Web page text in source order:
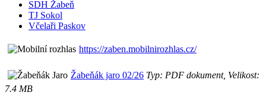
SDH Žabeň
TJ Sokol
Včelaři Paskov
https://zaben.mobilnirozhlas.cz/
Žabeňák jaro 02/26 Typ: PDF dokument, Velikost:
7.4 MB